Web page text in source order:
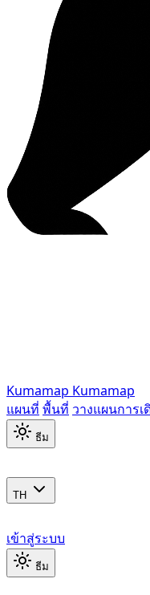
Kumamap Kumamap
แผนที่ พื้นที่ วางแผนการเ
ธีม
TH
เข้าสู่ระบบ
ธีม